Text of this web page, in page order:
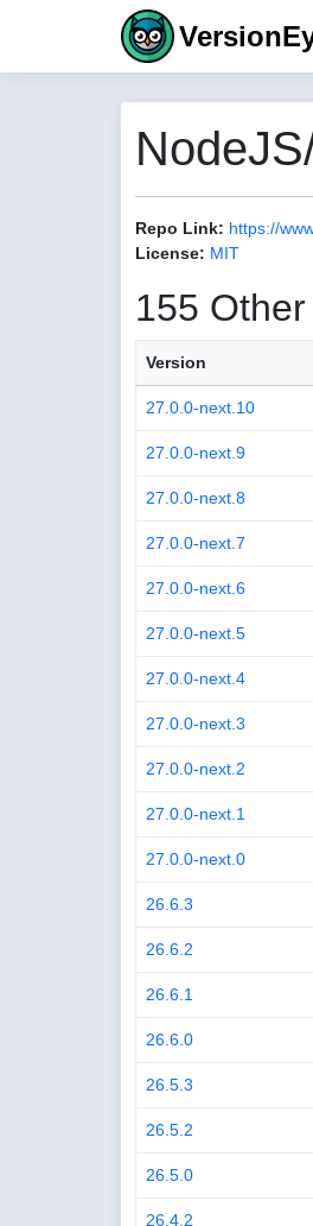
Repo Link: https://
License: MIT
155
Version
27.0.0-next.10
27.0.0-next.9
27.0.0-next.8
27.0.0-next.7
27.0.0-next.6
27.0.0-next.5
27.0.0-next.4
27.0.0-next.3
27.0.0-next.2
27.0.0-next.1
27.0.0-next.0
26.6.3
26.6.2
26.6.1
26.6.0
26.5.3
26.5.2
26.5.0
26.4.2